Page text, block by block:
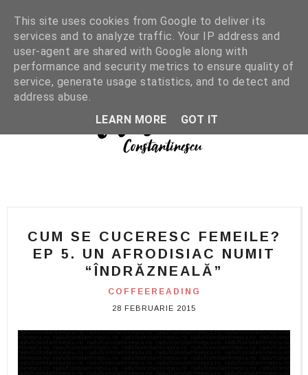
CUM SE CUCERESC FEMEILE?
EP 5. UN AFRODISIAC NUMIT
“ÎNDRĂZNEALĂ”
COFFEEREADING
28 FEBRUARIE 2015
This site uses cookies from Google to deliver its
services and to analyze traffic. Your IP address and
user-agent are shared with Google along with
performance and security metrics to ensure quality of
service, generate usage statistics, and to detect and
address abuse.
LEARN MORE
GOT IT